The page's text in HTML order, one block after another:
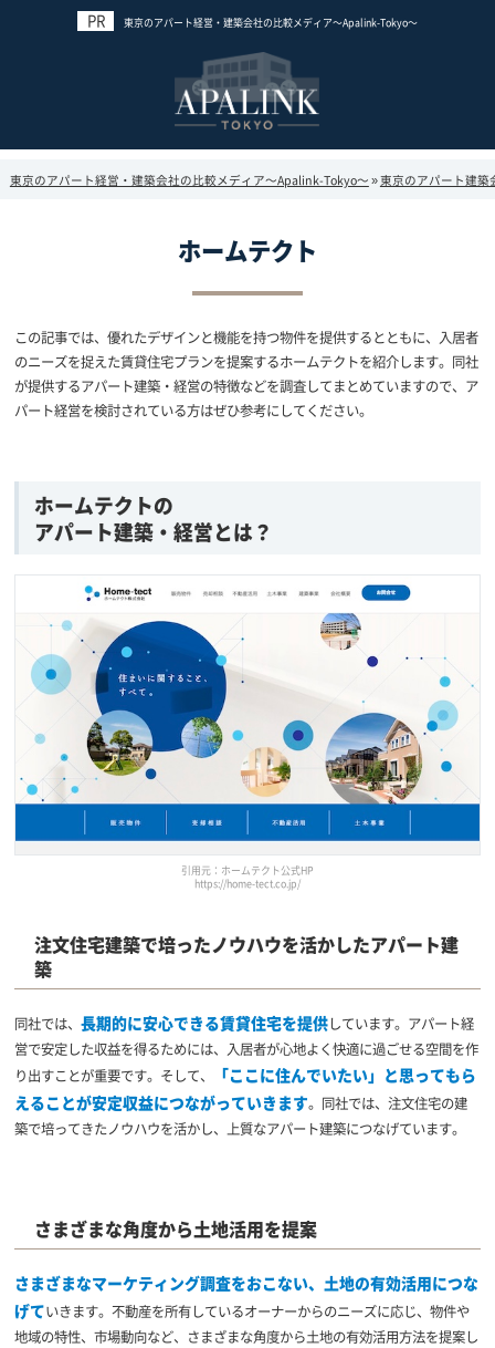
東京のアパート経営・建築会社の比較メディア～Apalink-Tokyo～
東京のアパート経営・建築会社の比較メディア～Apalink-Tokyo～ »東京のアパート建築
ホームテクト
この記事では、優れたデザインと機能を持つ物件を提供するとともに、入居者
のニーズを捉えた賃貸住宅プランを提案するホームテクトを紹介します。同社
が提供するアパート建築・経営の特徴などを調査してまとめていますので、ア
パート経営を検討されている方はぜひ参考にしてください。
ホームテクトの
アパート建築・経営とは？
引用元：ホームテクト公式HP
https://home-tect.co.jp/
注文住宅建築で培ったノウハウを活かしたアパート建
築
同社では、長期的に安心できる賃貸住宅を提供しています。アパート経
営で安定した収益を得るためには、入居者が心地よく快適に過ごせる空間を作
り出すことが重要です。そして、
「ここに住んでいたい」と思ってもら
えることが安定収益につながっていきます。同社では、注文住宅の建
築で培ってきたノウハウを活かし、上質なアパート建築につなげています。
さまざまな角度から土地活用を提案
さまざまなマーケティング調査をおこない、土地の有効活用につな
げていきます。不動産を所有しているオーナーからのニーズに応じ、物件や
地域の特性、市場動向など、さまざまな角度から土地の有効活用方法を提案し